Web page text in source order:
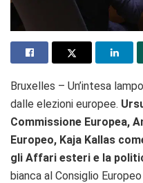
Bruxelles – Un’intesa
dalle elezioni europee.
Commissione Europea,
Europeo, Kaja Kallas
gli Affari esteri e la
bianca al Consiglio